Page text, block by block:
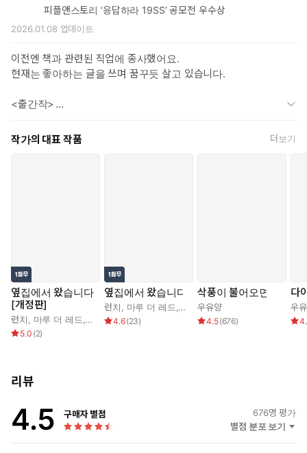
그때, 그녀의 마음은 죽어 가는 육체만큼이나 약해져 있었다.
그러기를 얼마나 지났을까.
그간 곁에 있었던 목소리와는 다른, 낯선 남자의 목소리가 머리 위
에서 들려왔다.
인 탓을 할 셈인가?”
그리고 도무지 이해할 수 없다는 감정이 담긴 목소리와 함께 내 몸
은 들어 올려졌다.
* * *
고 할 일은 많은데 사람이 적기 때문이지. 간간히 수도에서 보내오는
스카디 공작의 말은 수도에서 보내온 유배인들의 노동력을 알차게
뽑아 먹고 있다는 거였다. 귀족이나 일반 범죄자나 할 것 없이.
피플앤스토리 ‘응답하라 19SS’ 공모전 우수상
2026.01.08 업데이트
이전엔 책과 관련된 직업에 종사했어요.
현재는 좋아하는 글을 쓰며 꿈꾸듯 살고 있습니다.
<출간작>
하현 혹은 곰이 신님의 아내 되는 이야기. 칠성 혹은 꼬리에 꼬리를
무는 뱀 이야기. 끝이 없는. 화양연화. 슬리핑 뷰티. 변태의 윤리학.
작가의 대표 작품 더보기
옆집에서 왔습니다
[개정판]
런치, 마루 더 레드, 우유양
5.0 (2)
옆집에서 왔습니다
런치, 마루 더 레드, 우유양
4.6(23)
삭풍이 불어오면
우유양
4.5(676)
다
우
리뷰
4.5 구매자 별점 676명 평가
별점 분포 보기